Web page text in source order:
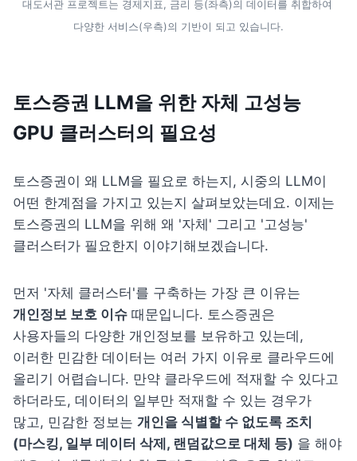
대도서관 프로젝트는 경제지표, 금리 등(좌측)의 데이터를 취합하여
다양한 서비스(우측)의 기반이 되고 있습니다.
토스증권 LLM을 위한 자체 고성능
GPU 클러스터의 필요성
토스증권이 왜 LLM을 필요로 하는지, 시중의 LLM이
어떤 한계점을 가지고 있는지 살펴보았는데요. 이제는
토스증권의 LLM을 위해 왜 '자체' 그리고 '고성능'
클러스터가 필요한지 이야기해보겠습니다.
개인정보 보호 이슈 때문입니다. 토스증권은
사용자들의 다양한 개인정보를 보유하고 있는데,
이러한 민감한 데이터는 여러 가지 이유로 클라우드에
올리기 어렵습니다. 만약 클라우드에 적재할 수 있다고
하더라도, 데이터의 일부만 적재할 수 있는 경우가
많고, 민감한 정보는 개인을 식별할 수 없도록 조치
(마스킹, 일부 데이터 삭제, 랜덤값으로 대체 등) 을 해야